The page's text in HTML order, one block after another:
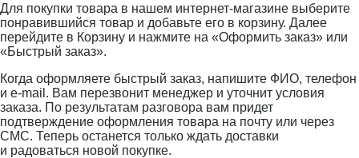
Для покупки товара в нашем интернет-магазине выберите
понравившийся товар и добавьте его в корзину. Далее
перейдите в Корзину и нажмите на «Оформить заказ» или
«Быстрый заказ».
Когда оформляете быстрый заказ, напишите ФИО, телефон
и e-mail. Вам перезвонит менеджер и уточнит условия
заказа. По результатам разговора вам придет
подтверждение оформления товара на почту или через
СМС. Теперь останется только ждать доставки
и радоваться новой покупке.